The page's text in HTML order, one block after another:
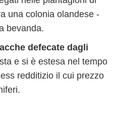
una colonia olandese -
bevanda.
defecate dagli
e si è estesa nel tempo
redditizio il cui prezzo